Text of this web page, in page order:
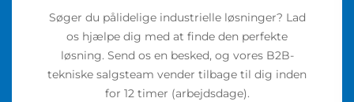
Søger du pålidelige industrielle løsninger? Lad
os hjælpe dig med at finde den perfekte
løsning. Send os en besked, og vores B2B-
tekniske salgsteam vender tilbage til dig inden
for 12 timer (arbejdsdage).